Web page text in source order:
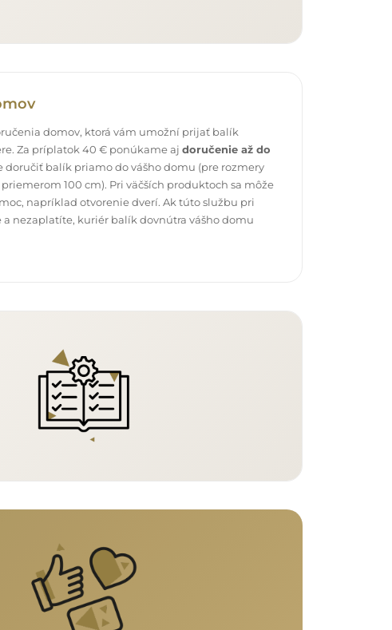
domov, ktorá vám umožní prijať balík
Za príplatok 40 € ponúkame aj doručenie až do
doručiť balík priamo do vášho domu (pre rozmery
priemerom 100 cm). Pri väčších produktoch sa môže
napríklad otvorenie dverí. Ak túto službu pri
nezaplatíte, kuriér balík dovnútra vášho domu